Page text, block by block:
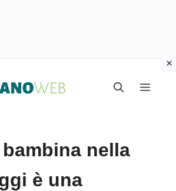
Menu
nella
è una